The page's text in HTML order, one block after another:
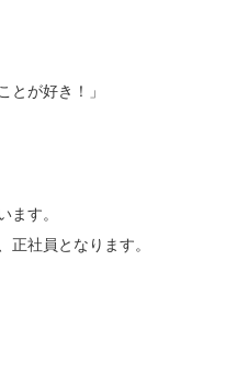
とが好き！」
ます。
社員となります。